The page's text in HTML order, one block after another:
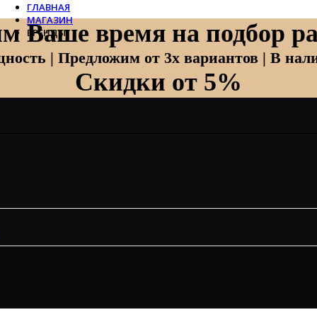
Ваше время на подбор
| Предложим от 3х вариантов | В
Скидки от 5%
ГЛАВНАЯ
МАГАЗИН
БРЕНДЫ
Zehnder
Zehnder Charleston
Loten
Mitsubishi Electric
Systemair